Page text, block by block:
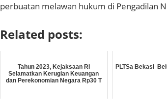
perbuatan melawan hukum di Pengadilan
Related posts:
Tahun 2023, Kejaksaan RI
Selamatkan Kerugian Keuangan
dan Perekonomian Negara Rp30 T
PLTSa Bekasi